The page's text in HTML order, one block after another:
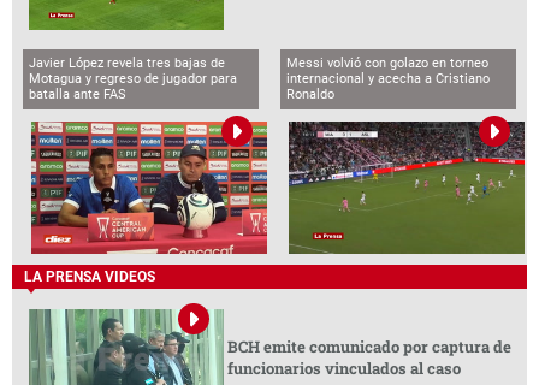
Javier López revela tres bajas de
Motagua y regreso de jugador para
batalla ante FAS
Messi volvió con golazo en torneo
internacional y acecha a Cristiano
Ronaldo
LA PRENSA VIDEOS
BCH emite comunicado por captura de
funcionarios vinculados al caso